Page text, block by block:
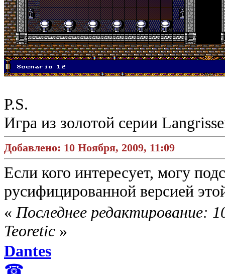
P.S.
Игра из золотой серии
Добавлено: 10 Ноября, 2009, 11:09
Если кого интересует, могу
русифицированной версией
« Последнее редактирование:
Teoretic »
Dantes
☎